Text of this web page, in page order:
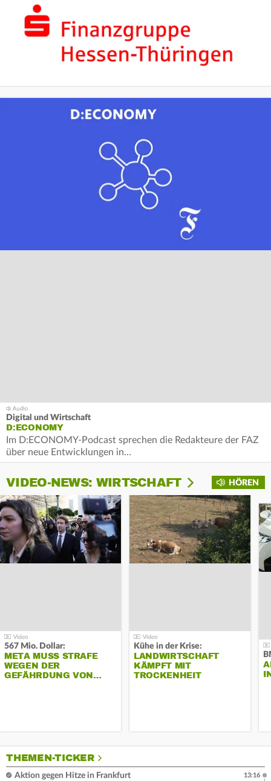
Digital und Wirtschaft
D:ECONOMY
Im D:ECONOMY-Podcast sprechen die Redakteure der FAZ
über neue Entwicklungen in…
HÖREN
VIDEO-NEWS: WIRTSCHAFT
567 Mio. Dollar:
META MUSS STRAFE
WEGEN DER
GEFÄHRDUNG VON…
Kühe in der Krise:
LANDWIRTSCHAFT
KÄMPFT MIT
TROCKENHEIT
THEMEN-TICKER
Aktion gegen Hitze in Frankfurt
13:16